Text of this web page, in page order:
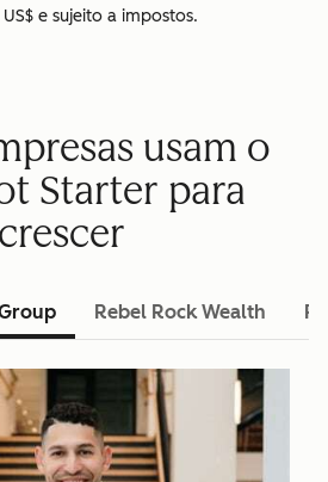
e sujeito a impostos.
usam o
Starter para
crescer
Rebel Rock Wealth